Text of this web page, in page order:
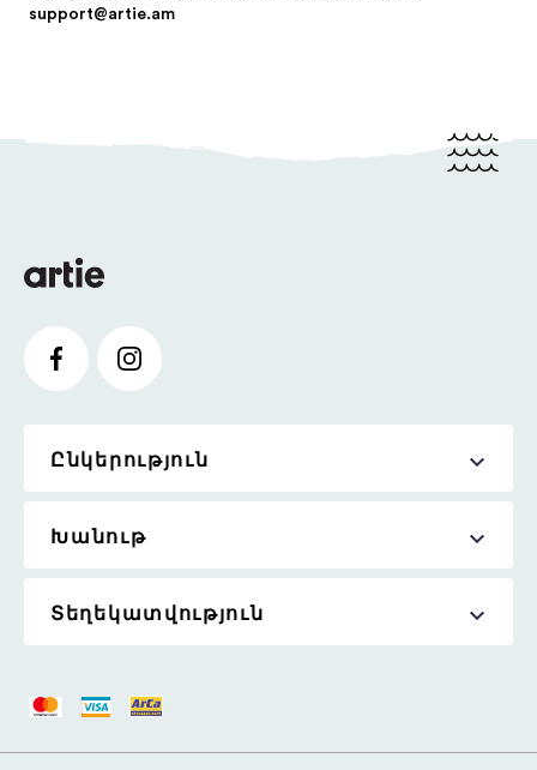
support@artie.am
Ընկերություն
Խանութ
Տեղեկատվություն